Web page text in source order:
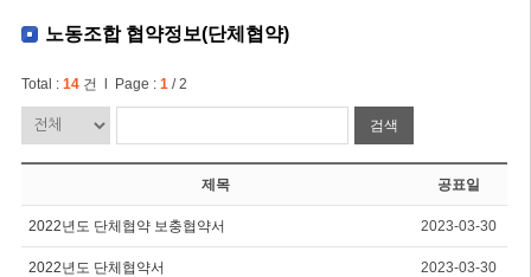
노동조합 협약정보(단체협약)
Total : 14건 l Page : 1/ 2
검색
제목 공표일
2022년도 단체협약 보충협약서 2023-03-30
2022년도 단체협약서 2023-03-30